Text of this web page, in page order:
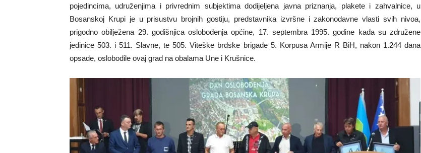
pojedincima, udruženjima i privrednim subjektima dodijeljena javna priznanja, plakete i zahvalnice, u
Bosanskoj Krupi je u prisustvu brojnih gostiju, predstavnika izvršne i zakonodavne vlasti svih nivoa,
prigodno obilježena 29. godišnjica oslobođenja općine, 17. septembra 1995. godine kada su združene
jedinice 503. i 511. Slavne, te 505. Viteške brdske brigade 5. Korpusa Armije R BiH, nakon 1.244 dana
opsade, oslobodile ovaj grad na obalama Une i Krušnice.